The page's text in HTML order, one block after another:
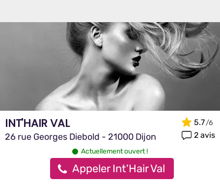
INT'HAIR VAL
26 rue Georges Diebold - 21000 Dijon
5.7
2 avis
Actuellement ouvert !
Appeler Int'Hair Val